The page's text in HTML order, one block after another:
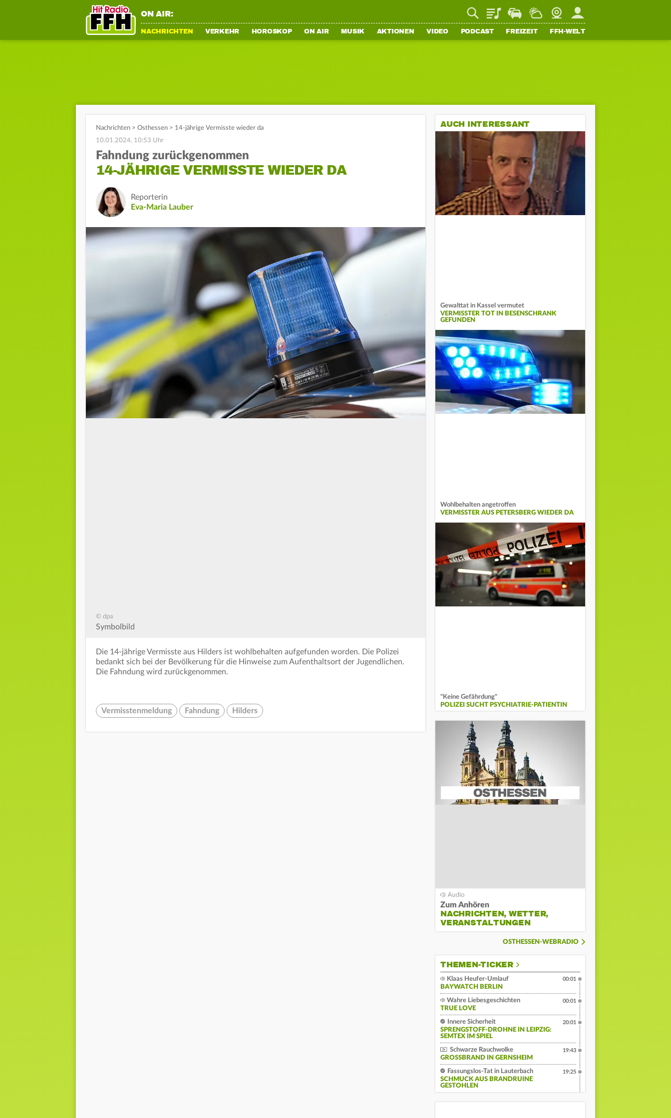
ON AIR: PlaylistStaupilotWetterWebcamMein FFH
NACHRICHTEN VERKEHR HOROSKOP ON AIR MUSIK AKTIONEN VIDEO PODCAST FREIZEIT FFH-WELT
Nachrichten > Osthessen > 14-jährige Vermisste wieder da
10.01.2024, 10:53 Uhr
Fahndung zurückgenommen
14-JÄHRIGE VERMISSTE WIEDER DA
Reporterin
Eva-Maria Lauber
© dpa
Symbolbild
Die 14-jährige Vermisste aus Hilders ist wohlbehalten aufgefunden worden. Die Polizei
bedankt sich bei der Bevölkerung für die Hinweise zum Aufenthaltsort der Jugendlichen.
Die Fahndung wird zurückgenommen.
Vermisstenmeldung Fahndung Hilders
AUCH INTERESSANT
Gewalttat in Kassel vermutet
VERMISSTER TOT IN BESENSCHRANK
GEFUNDEN
Wohlbehalten angetroffen
VERMISSTER AUS PETERSBERG WIEDER DA
"Keine Gefährdung"
POLIZEI SUCHT PSYCHIATRIE-PATIENTIN
Zum Anhören
NACHRICHTEN, WETTER,
VERANSTALTUNGEN
OSTHESSEN-WEBRADIO
THEMEN-TICKER
Klaas Heufer-Umlauf
BAYWATCH BERLIN
00:01
Wahre Liebesgeschichten
TRUE LOVE
00:01
Innere Sicherheit
SPRENGSTOFF-DROHNE IN LEIPZIG:
SEMTEX IM SPIEL
20:01
Schwarze Rauchwolke
GROSSBRAND IN GERNSHEIM
19:43
Fassungslos-Tat in Lauterbach
SCHMUCK AUS BRANDRUINE
GESTOHLEN
19:25